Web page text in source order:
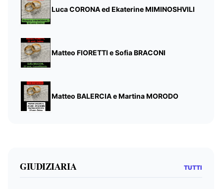
Luca CORONA ed Ekaterine MIMINOSHVILI
Matteo FIORETTI e Sofia BRACONI
Matteo BALERCIA e Martina MORODO
GIUDIZIARIA TUTTI